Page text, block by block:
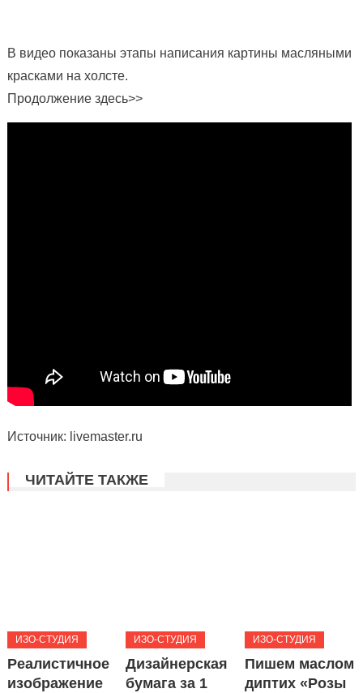
В видео показаны этапы написания картины масляными
красками на холсте.
Продолжение здесь>>
Источник: livemaster.ru
ЧИТАЙТЕ ТАКЖЕ
ИЗО-СТУДИЯ
Реалистичное
изображение
ИЗО-СТУДИЯ
Дизайнерская
бумага за 1
ИЗО-СТУДИЯ
Пишем маслом
диптих «Розы